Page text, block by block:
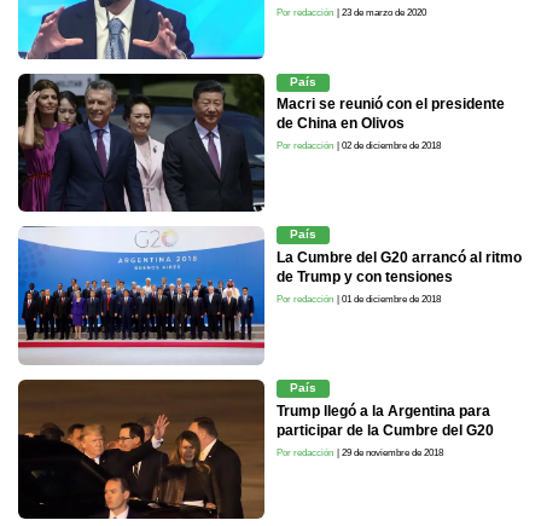
Por redacción | 23 de marzo de 2020
País
Macri se reunió con el presidente
de China en Olivos
Por redacción | 02 de diciembre de 2018
País
La Cumbre del G20 arrancó al ritmo
de Trump y con tensiones
Por redacción | 01 de diciembre de 2018
País
Trump llegó a la Argentina para
participar de la Cumbre del G20
Por redacción | 29 de noviembre de 2018